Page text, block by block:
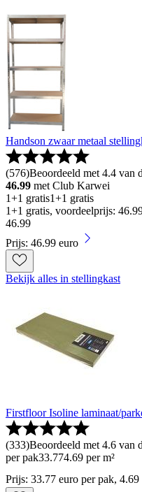
Handson zwaar metaal
(576)Beoordeeld met 4.4 van
46.99 met Club Karwei
1+1 gratis1+1 gratis
1+1 gratis, voordeelprijs:
46.99
Prijs: 46.99 euro
Bekijk alles in stellingkast
Firstfloor Isoline laminaat/
(333)Beoordeeld met 4.6 van
per pak33.774.69 per m²
Prijs: 33.77 euro per pak, 4.69